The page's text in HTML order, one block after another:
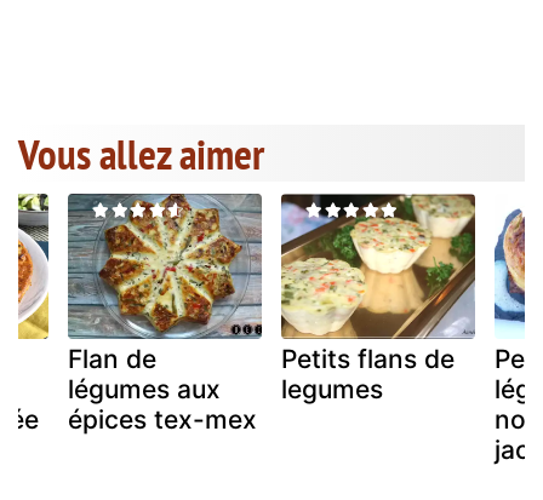
Vous allez aimer
Flan de
légumes aux
épices tex-mex
Petits flans de
legumes